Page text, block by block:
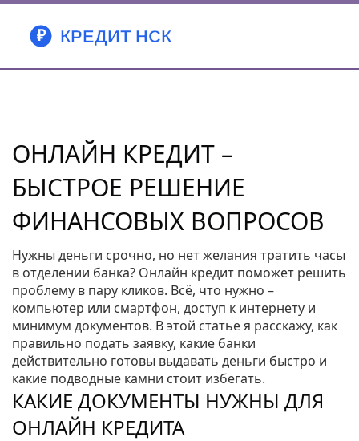
ОНЛАЙН КРЕДИТ –
БЫСТРОЕ РЕШЕНИЕ
ФИНАНСОВЫХ ВОПРОСОВ
Нужны деньги срочно, но нет желания тратить часы
в отделении банка? Онлайн кредит поможет решить
проблему в пару кликов. Всё, что нужно –
компьютер или смартфон, доступ к интернету и
минимум документов. В этой статье я расскажу, как
правильно подать заявку, какие банки
действительно готовы выдавать деньги быстро и
какие подводные камни стоит избегать.
КАКИЕ ДОКУМЕНТЫ НУЖНЫ ДЛЯ
ОНЛАЙН КРЕДИТА